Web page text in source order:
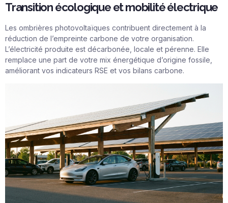
Transition écologique et mobilité électrique
Les ombrières photovoltaïques contribuent directement à la
réduction de l’empreinte carbone de votre organisation.
L’électricité produite est décarbonée, locale et pérenne. Elle
remplace une part de votre mix énergétique d’origine fossile,
améliorant vos indicateurs RSE et vos bilans carbone.